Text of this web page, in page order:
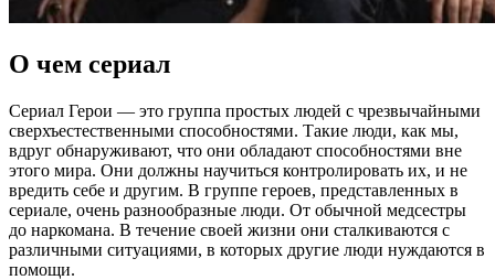
О чем сериал
Сериал Герои — это группа простых людей с чрезвычайными
сверхъестественными способностями. Такие люди, как мы,
вдруг обнаруживают, что они обладают способностями вне
этого мира. Они должны научиться контролировать их, и не
вредить себе и другим. В группе героев, представленных в
сериале, очень разнообразные люди. От обычной медсестры
до наркомана. В течение своей жизни они сталкиваются с
различными ситуациями, в которых другие люди нуждаются в
помощи.